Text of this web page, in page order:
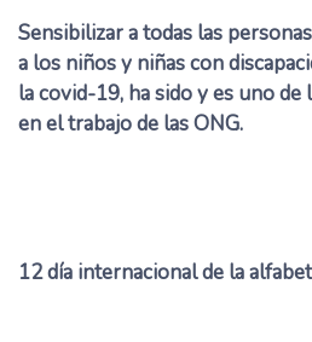
Sensibilizar a todas las
a los niños y niñas con
la covid-19, ha sido y es uno
en el trabajo de las ONG.
12día internacional de la